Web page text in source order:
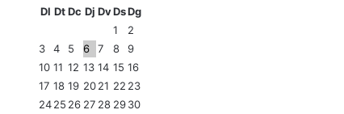
Dl Dt Dc Dj DvDsDg
1
2
3
4 5 6 7 8
9
10 11 12 13 14 15 16
17 18 19 2021 22 23
2425 26 27 28 2930